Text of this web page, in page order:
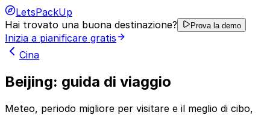
LetsPackUp
Hai trovato una buona destinazione?
Prova la demo
Inizia a pianificare gratis
Cina
Beijing: guida di viaggio
Meteo, periodo migliore per visitare e il meglio di cibo,